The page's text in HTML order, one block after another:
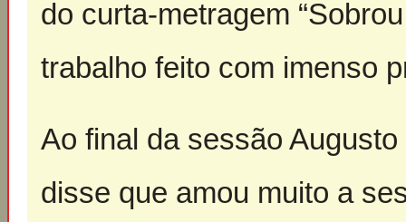
do curta-metragem
trabalho feito com imenso
Ao final da sessão
disse que amou muito a